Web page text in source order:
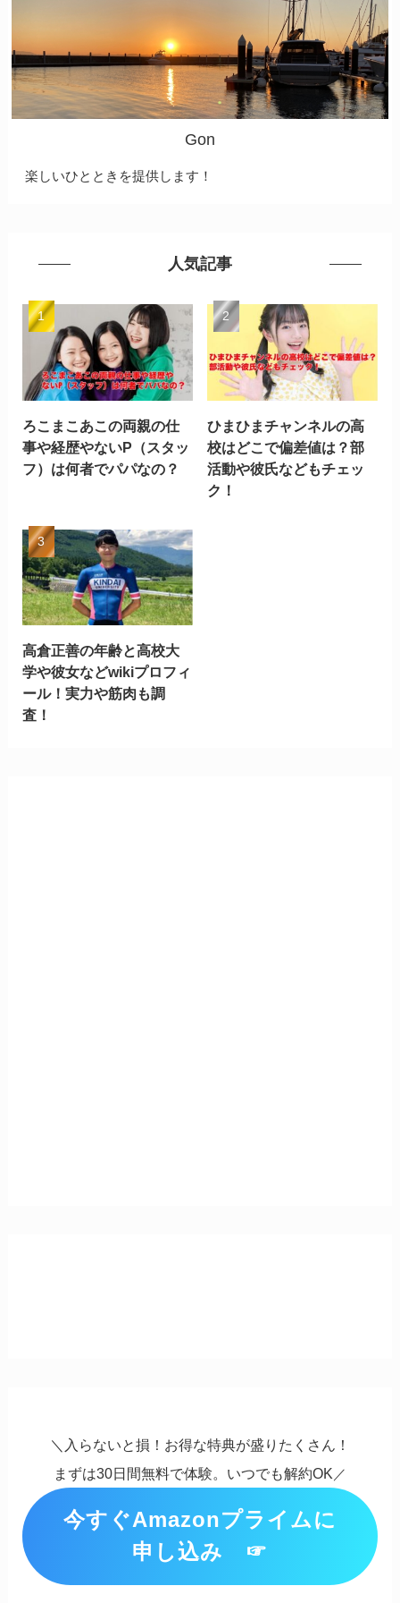
Gon
楽しいひとときを提供します！
人気記事
ろこまこあこの両親の仕
事や経歴やないP（スタッ
フ）は何者でパパなの？
ひまひまチャンネルの高
校はどこで偏差値は？部
活動や彼氏などもチェッ
ク！
高倉正善の年齢と高校大
学や彼女などwikiプロフィ
ール！実力や筋肉も調
査！
＼入らないと損！お得な特典が盛りたくさん！
まずは30日間無料で体験。いつでも解約OK／
今すぐAmazonプライムに
申し込み ☞